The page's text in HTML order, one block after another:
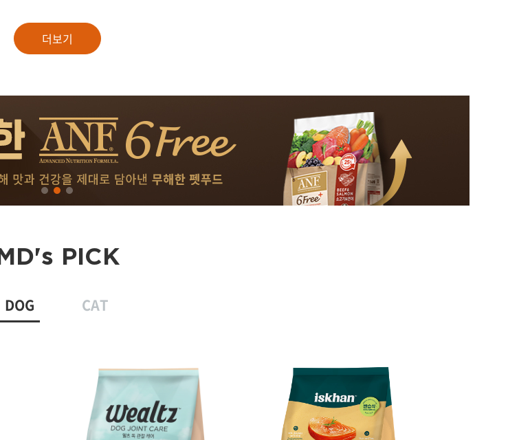
더보기
MD's PICK
DOG CAT